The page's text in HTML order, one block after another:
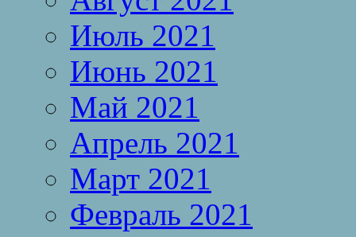
Июль 2021
Июнь 2021
Май 2021
Апрель 2021
Март 2021
Февраль 2021